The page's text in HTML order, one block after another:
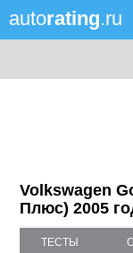
autorating.ru
Volkswagen
Плюс) 2005
ТЕСТЫ